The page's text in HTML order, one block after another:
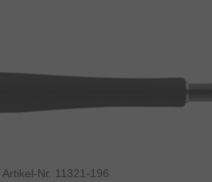
Artikel-Nr. 11321-196